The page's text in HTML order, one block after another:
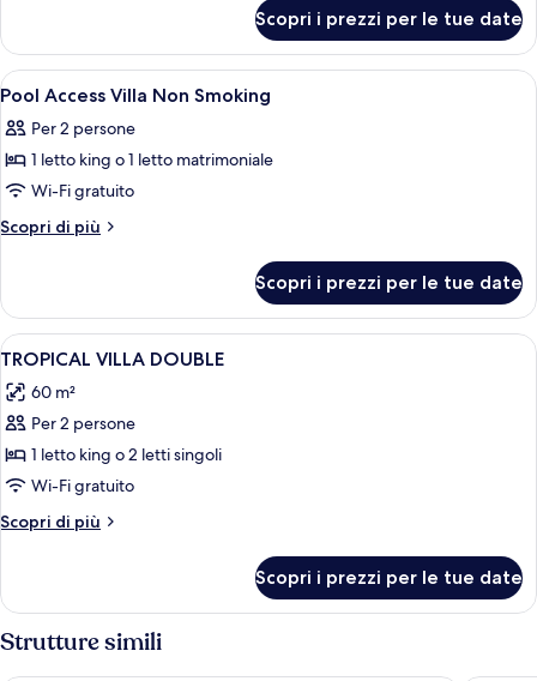
smoking
Villa
Non
smoking
Scopri i prezzi per le tue date
Apri
tutte
le
foto
per
Pool
Non
Smoking
Minibar, una cassaforte in camera,
7
Pool Access Villa Non Smoking
Per 2 persone
1 letto king o 1 letto matrimoniale
Wi-Fi gratuito
Scopri di più
Altri
Access
Villa
Non
Scopri i prezzi per le tue date
Apri
tutte
le
foto
per
TROPICAL
VILLA
DOUBLE
Minibar, una cassaforte in camera,
7
TROPICAL VILLA DOUBLE
60 m²
Per 2 persone
1 letto king o 2 letti singoli
Wi-Fi gratuito
Scopri di più
Altri
VILLA
Scopri i prezzi per le tue date
Strutture simili